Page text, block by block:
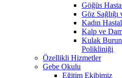
Göğüs
Göz
Kadın
Kalp ve
Kulak Burun
Polikliniği
Özellikli Hizmetler
Gebe Okulu
Eğitim Ekibimiz